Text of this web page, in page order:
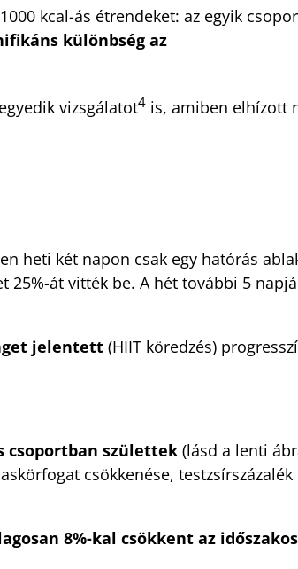
kcal-ás étrendeket: az egyik
különbség az
vizsgálatot4 is, amiben elhízott
heti két napon csak egy hatórás
25%-át vitték be. A hét további 5
jelentett (HIIT köredzés)
csoportban születtek (lásd a lenti
csökkenése, testzsírszázalék
8%-kal csökkent az